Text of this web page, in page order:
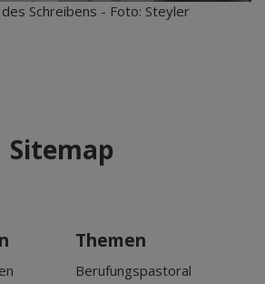
Schreibens - Foto: Steyler
Sitemap
Themen
Berufungspastoral